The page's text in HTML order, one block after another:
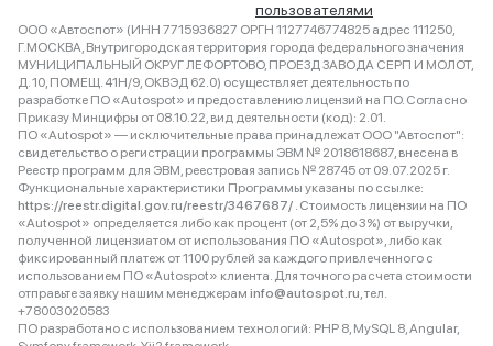
пользователями
ООО «Автоспот» (ИНН 7715936827 ОРГН 1127746774825 адрес 111250,
Г.МОСКВА, Внутригородская территория города федерального значения
МУНИЦИПАЛЬНЫЙ ОКРУГ ЛЕФОРТОВО, ПРОЕЗД ЗАВОДА СЕРП И МОЛОТ,
Д. 10, ПОМЕЩ. 41Н/9, ОКВЭД 62.0) осуществляет деятельность по
разработке ПО «Autospot» и предоставлению лицензий на ПО. Согласно
Приказу Минцифры от 08.10.22, вид деятельности (код): 2.01.
ПО «Autospot» — исключительные права принадлежат ООО "Автоспот":
свидетельство о регистрации программы ЭВМ № 2018618687, внесена в
Реестр программ для ЭВМ, реестровая запись № 28745 от 09.07.2025 г.
Функциональные характеристики Программы указаны по ссылке:
https://reestr.digital.gov.ru/reestr/3467687/ . Стоимость лицензии на ПО
«Autospot» определяется либо как процент (от 2,5% до 3%) от выручки,
полученной лицензиатом от использования ПО «Autospot», либо как
фиксированный платеж от 1100 рублей за каждого привлеченного с
использованием ПО «Autospot» клиента. Для точного расчета стоимости
отправьте заявку нашим менеджерам info@autospot.ru, тел.
+78003020583
ПО разработано с использованием технологий: PHP 8, MySQL 8, Angular,